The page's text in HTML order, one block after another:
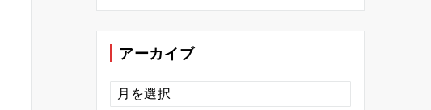
ゴ
ー
アーカイブ
ア
ー